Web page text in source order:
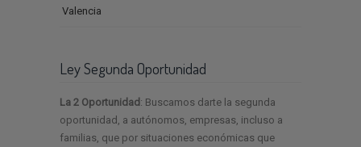
Valencia
Ley Segunda Oportunidad
La 2 Oportunidad : Buscamos darte la segunda
oportunidad, a autónomos, empresas, incluso a
familias, que por situaciones económicas que